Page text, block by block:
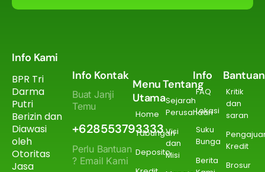
Info Kami
BPR Tri
Darma
Putri
Berizin dan
Diawasi
oleh
Otoritas
Jasa
Info Kontak
Buat Janji
Temu
+628553793333
Perlu Bantuan
? Email Kami
Menu
Utama
Home
Tabungan
Deposito
Tentang
Sejarah
Perusahaan
Visi
dan
Misi
Info
FAQ
Lokasi
Suku
Bunga
Berita
Bantuan
Kritik
dan
saran
Kredit
Brosur